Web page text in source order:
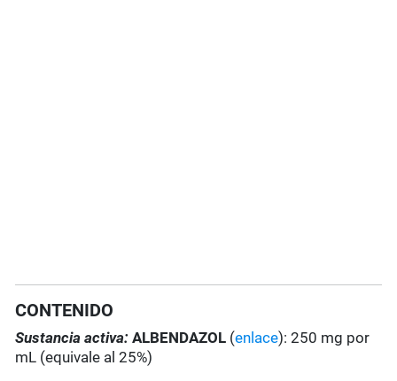
CONTENIDO
Sustancia activa: ALBENDAZOL (enlace): 250 mg por
mL (equivale al 25%)